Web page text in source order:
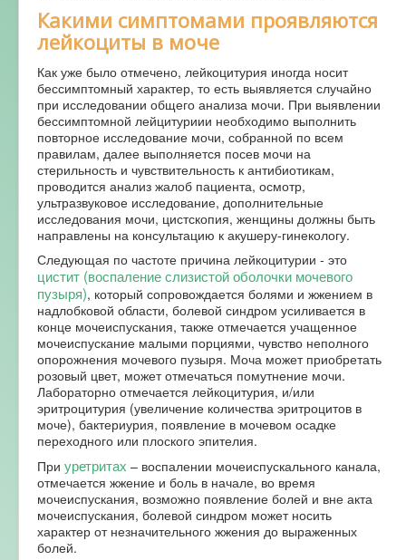
Какими симптомами проявляются
лейкоциты в моче
Как уже было отмечено, лейкоцитурия иногда носит
бессимптомный характер, то есть выявляется случайно
при исследовании общего анализа мочи. При выявлении
бессимптомной лейцитуриии необходимо выполнить
повторное исследование мочи, собранной по всем
правилам, далее выполняется посев мочи на
стерильность и чувствительность к антибиотикам,
проводится анализ жалоб пациента, осмотр,
ультразвуковое исследование, дополнительные
исследования мочи, цистскопия, женщины должны быть
направлены на консультацию к акушеру-гинекологу.
Следующая по частоте причина лейкоцитурии - это
цистит (воспаление слизистой оболочки мочевого
пузыря), который сопровождается болями и жжением в
надлобковой области, болевой синдром усиливается в
конце мочеиспускания, также отмечается учащенное
мочеиспускание малыми порциями, чувство неполного
опорожнения мочевого пузыря. Моча может приобретать
розовый цвет, может отмечаться помутнение мочи.
Лабораторно отмечается лейкоцитурия, и/или
эритроцитурия (увеличение количества эритроцитов в
моче), бактериурия, появление в мочевом осадке
переходного или плоского эпителия.
При уретритах – воспалении мочеиспускального канала,
отмечается жжение и боль в начале, во время
мочеиспускания, возможно появление болей и вне акта
мочеиспускания, болевой синдром может носить
характер от незначительного жжения до выраженных
болей.